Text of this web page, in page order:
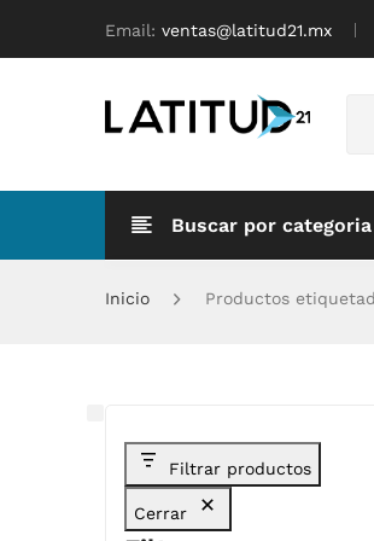
Email: ventas@latitud21.mx
Buscar por categoria
Inicio Productos
Filtrar productos
Cerrar